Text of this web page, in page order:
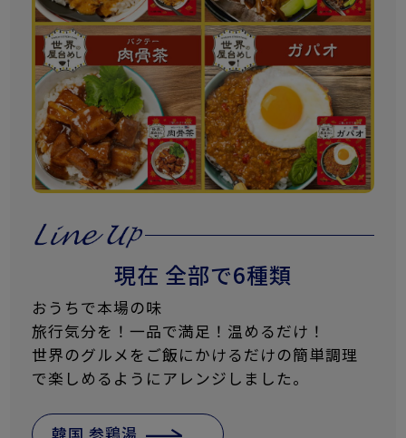
現在 全部で6種類
おうちで本場の味
旅行気分を！一品で満足！温めるだけ！
世界のグルメをご飯にかけるだけの簡単調理
で楽しめるようにアレンジしました。